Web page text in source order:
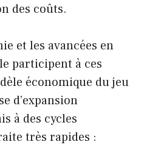
des coûts.
et les avancées en
participent à ces
économique du jeu
d’expansion
à des cycles
très rapides :